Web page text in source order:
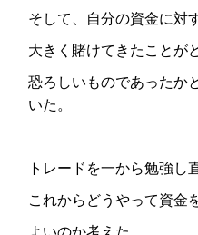
そして、自分の資金に対
大きく賭けてきたことが
恐ろしいものであったか
いた。
トレードを一から勉強し
これからどうやって資金